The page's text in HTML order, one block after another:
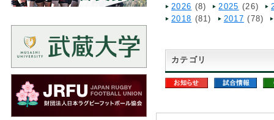
2026 (8) 2025 (26)
2018 (81) 2017 (78)
カテゴリ